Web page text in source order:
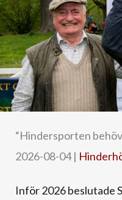
“Hindersporten
2026-08-04|
Inför 2026 beslutade